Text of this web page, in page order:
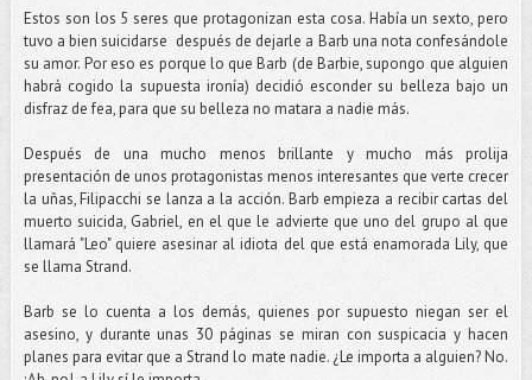
Estos son los 5 seres que protagonizan esta cosa. Había un sexto, pero
tuvo a bien suicidarse después de dejarle a Barb una nota confesándole
su amor. Por eso es porque lo que Barb (de Barbie, supongo que alguien
habrá cogido la supuesta ironía) decidió esconder su belleza bajo un
disfraz de fea, para que su belleza no matara a nadie más.
Después de una mucho menos brillante y mucho más prolija
presentación de unos protagonistas menos interesantes que verte crecer
la uñas, Filipacchi se lanza a la acción. Barb empieza a recibir cartas del
muerto suicida, Gabriel, en el que le advierte que uno del grupo al que
llamará "Leo" quiere asesinar al idiota del que está enamorada Lily, que
se llama Strand.
Barb se lo cuenta a los demás, quienes por supuesto niegan ser el
asesino, y durante unas 30 páginas se miran con suspicacia y hacen
planes para evitar que a Strand lo mate nadie. ¿Le importa a alguien? No.